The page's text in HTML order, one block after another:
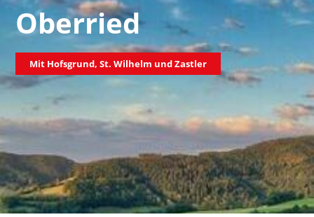
Oberried
Mit Hofsgrund, St. Wilhelm und Zastler